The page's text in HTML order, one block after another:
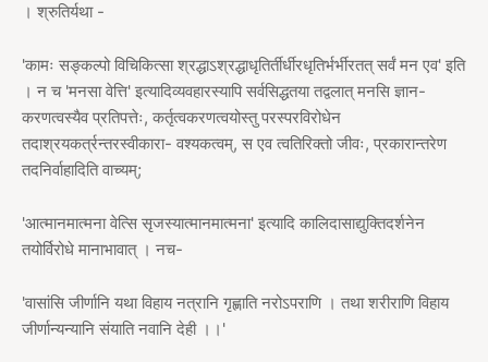
। श्रुतिर्यथा -
'कामः सङ्कल्पो विचिकित्सा श्रद्धाऽश्रद्धाधृतिर्तीर्धीरधृतिर्भर्भीरतत् सर्वं मन एव' इति
। न च 'मनसा वेत्ति' इत्यादिव्यवहारस्यापि सर्वसिद्धतया तद्वलात् मनसि ज्ञान-
करणत्वस्यैव प्रतिपत्तेः, कर्तृत्वकरणत्वयोस्तु परस्परविरोधेन
तदाश्रयकर्त्रन्तरस्वीकारा- वश्यकत्वम्, स एव त्वतिरिक्तो जीवः, प्रकारान्तरेण
तदनिर्वाहादिति वाच्यम्;
'आत्मानमात्मना वेत्सि सृजस्यात्मानमात्मना' इत्यादि कालिदासाद्युक्तिदर्शनेन
तयोर्विरोधे मानाभावात् । नच-
'वासांसि जीर्णानि यथा विहाय नत्रानि गृह्णाति नरोऽपराणि । तथा शरीराणि विहाय
जीर्णान्यन्यानि संयाति नवानि देही ।।'